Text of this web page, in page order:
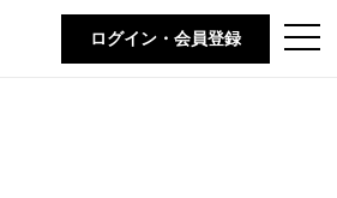
t
o
ログイン・会員登録